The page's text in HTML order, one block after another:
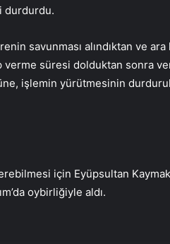
durdurdu.
savunması alındıktan ve
verme süresi dolduktan sonra
işlemin yürütmesinin
için Eyüpsultan
oybirliğiyle aldı.